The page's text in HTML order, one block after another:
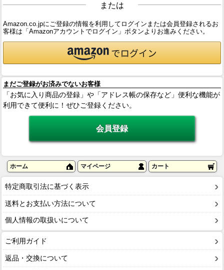
または
Amazon.co.jpにご登録の情報を利用してログインまたは会員登録されるお
客様は「Amazonアカウントでログイン」ボタンよりお進みください。
まだご登録がお済みでないお客様
「お気に入り商品の登録」や「アドレス帳の保存など」便利な機能が
利用できて便利に！ぜひご登録ください。
ホーム マイページ カート
特定商取引法に基づく表示
送料とお支払い方法について
個人情報の取扱いについて
ご利用ガイド
返品・交換について